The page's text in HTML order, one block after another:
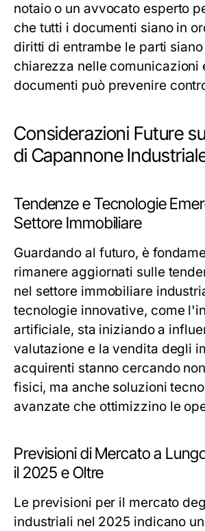
notaio o un avvocato esperto
che tutti i documenti siano in
diritti di entrambe le parti
chiarezza nelle comunicazioni
documenti può prevenire
Considerazioni Future
di Capannone
Tendenze e Tecnologie
Settore Immobiliare
Guardando al futuro, è
rimanere aggiornati sulle
nel settore immobiliare
tecnologie innovative, come
artificiale, sta iniziando a
valutazione e la vendita degli
acquirenti stanno cercando
fisici, ma anche soluzioni
avanzate che ottimizzino le
Previsioni di Mercato a
il 2025 e Oltre
Le previsioni per il mercato
industriali nel 2025 indicano